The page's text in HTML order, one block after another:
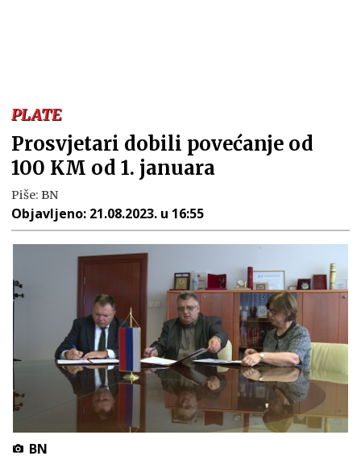
PLATE
Prosvjetari dobili povećanje od
100 KM od 1. januara
Piše: BN
Objavljeno: 21.08.2023. u 16:55
BN